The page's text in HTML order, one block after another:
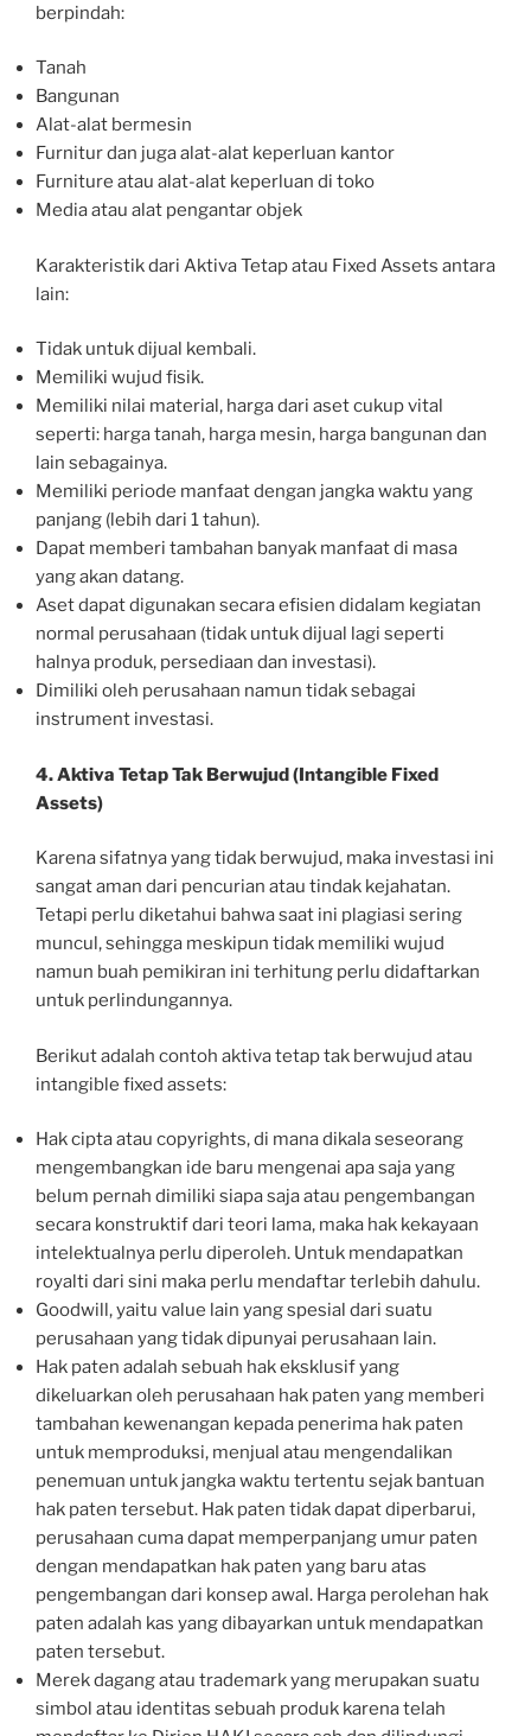
berpindah:
Tanah
Bangunan
Alat-alat bermesin
Furnitur dan juga alat-alat keperluan kantor
Furniture atau alat-alat keperluan di toko
Media atau alat pengantar objek
Karakteristik dari Aktiva Tetap atau Fixed Assets antara
lain:
Tidak untuk dijual kembali.
Memiliki wujud fisik.
Memiliki nilai material, harga dari aset cukup vital
seperti: harga tanah, harga mesin, harga bangunan dan
lain sebagainya.
Memiliki periode manfaat dengan jangka waktu yang
panjang (lebih dari 1 tahun).
Dapat memberi tambahan banyak manfaat di masa
yang akan datang.
Aset dapat digunakan secara efisien didalam kegiatan
normal perusahaan (tidak untuk dijual lagi seperti
halnya produk, persediaan dan investasi).
Dimiliki oleh perusahaan namun tidak sebagai
instrument investasi.
4. Aktiva Tetap Tak Berwujud (Intangible Fixed
Assets)
Karena sifatnya yang tidak berwujud, maka investasi ini
sangat aman dari pencurian atau tindak kejahatan.
Tetapi perlu diketahui bahwa saat ini plagiasi sering
muncul, sehingga meskipun tidak memiliki wujud
namun buah pemikiran ini terhitung perlu didaftarkan
untuk perlindungannya.
Berikut adalah contoh aktiva tetap tak berwujud atau
intangible fixed assets:
Hak cipta atau copyrights, di mana dikala seseorang
mengembangkan ide baru mengenai apa saja yang
belum pernah dimiliki siapa saja atau pengembangan
secara konstruktif dari teori lama, maka hak kekayaan
intelektualnya perlu diperoleh. Untuk mendapatkan
royalti dari sini maka perlu mendaftar terlebih dahulu.
Goodwill, yaitu value lain yang spesial dari suatu
perusahaan yang tidak dipunyai perusahaan lain.
Hak paten adalah sebuah hak eksklusif yang
dikeluarkan oleh perusahaan hak paten yang memberi
tambahan kewenangan kepada penerima hak paten
untuk memproduksi, menjual atau mengendalikan
penemuan untuk jangka waktu tertentu sejak bantuan
hak paten tersebut. Hak paten tidak dapat diperbarui,
perusahaan cuma dapat memperpanjang umur paten
dengan mendapatkan hak paten yang baru atas
pengembangan dari konsep awal. Harga perolehan hak
paten adalah kas yang dibayarkan untuk mendapatkan
paten tersebut.
Merek dagang atau trademark yang merupakan suatu
simbol atau identitas sebuah produk karena telah